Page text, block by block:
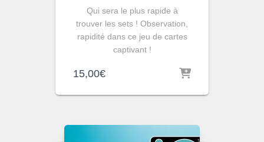
Qui sera le plus rapide à
trouver les sets ! Observation,
rapidité dans ce jeu de cartes
captivant !
15,00€